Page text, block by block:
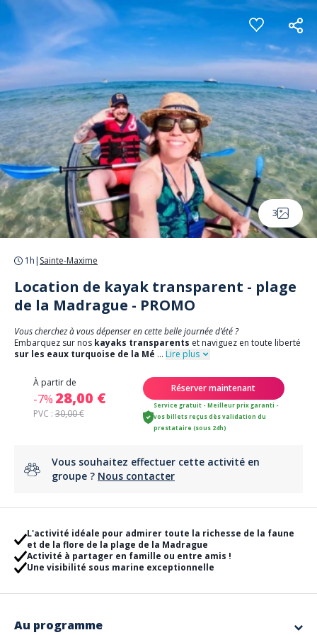
Panneau de gestion des cookies
3
1h | Sainte-Maxime
Location de kayak transparent - plage
de la Madrague - PROMO
Vous cherchez à vous dépenser en cette belle journée d’été ?
Embarquez sur nos kayaks transparents et naviguez en toute liberté
sur les eaux turquoise de la Mé ... Lire plus
À partir de
-7% 28,00 €
PVC :30,00 €
Réserver maintenant
Service gratuit - Meilleur prix garanti -
vos billets reçus dès validation du
prestataire (sous 24h)
Vous souhaitez effectuer cette activité en
groupe ? Nous contacter
L'activité idéale pour admirer toute la richesse de la faune
et de la flore de la plage de la Madrague
Activité à partager en famille ou entre amis !
Une visibilité sous marine exceptionnelle
Au programme